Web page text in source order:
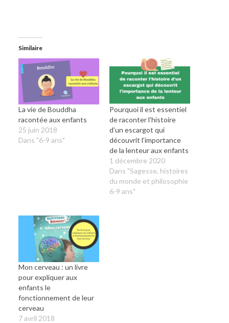
Similaire
La vie de Bouddha
racontée aux enfants
25 juin 2018
Dans "6-9 ans"
Pourquoi il est essentiel
de raconter l’histoire
d’un escargot qui
découvrit l’importance
de la lenteur aux enfants
1 décembre 2020
Dans "Sagesse, histoires
du monde et philosophie
6-9 ans"
Mon cerveau : un livre
pour expliquer aux
enfants le
fonctionnement de leur
cerveau
7 avril 2018